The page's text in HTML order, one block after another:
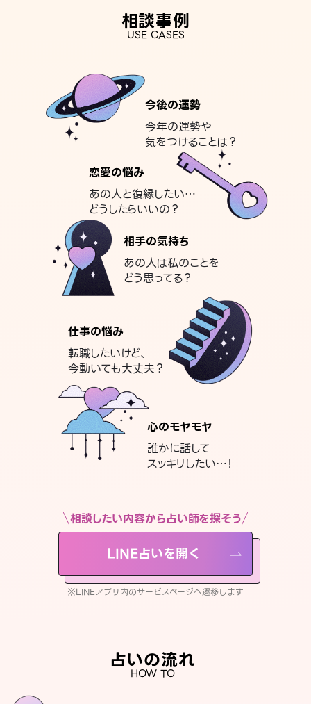
相談事例
USE CASES
今後の運勢
今年の運勢や
気をつけることは？
恋愛の悩み
あの人と復縁したい…
どうしたらいいの？
相手の気持ち
あの人は私のことを
どう思ってる？
仕事の悩み
転職したいけど、
今動いても大丈夫？
心のモヤモヤ
誰かに話して
スッキリしたい…！
相談したい内容から占い師を探そう
LINE占いを開く
※LINEアプリ内のサービスページへ遷移します
占いの流れ
HOW TO